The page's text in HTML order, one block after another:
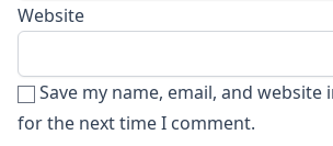
Website
Save my name, email, and
for the next time I comment.